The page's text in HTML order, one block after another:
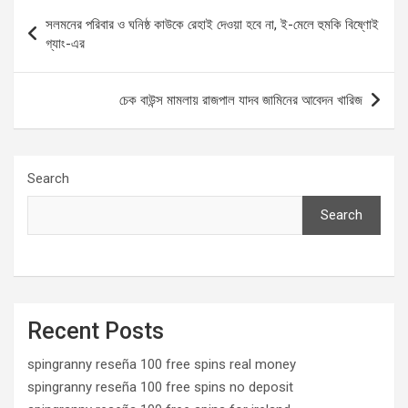
o
o
o
d
o
e
navigation
সলমনের পরিবার ও ঘনিষ্ঠ কাউকে রেহাই দেওয়া হবে না, ই-মেলে হুমকি বিষ্ণোই
গ্যাং-এর
চেক বাউন্স মামলায় রাজপাল যাদব জামিনের আবেদন খারিজ
Search
Search
Recent Posts
spingranny reseña 100 free spins real money
spingranny reseña 100 free spins no deposit